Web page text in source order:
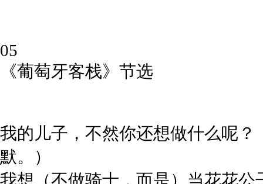
05
《葡萄牙客栈》 节选
我的儿子，不然你还想做什么呢
默。）
我想（不做骑士，而是）当花花公